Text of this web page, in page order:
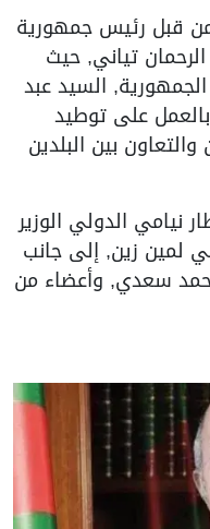
من قبل رئيس جمهورية
تياني, حيث
السيد عبد
على توطيد
بين البلدين
نيامي الدولي الوزير
لمين زين, إلى جانب
أحمد سعدي, وأعضاء من